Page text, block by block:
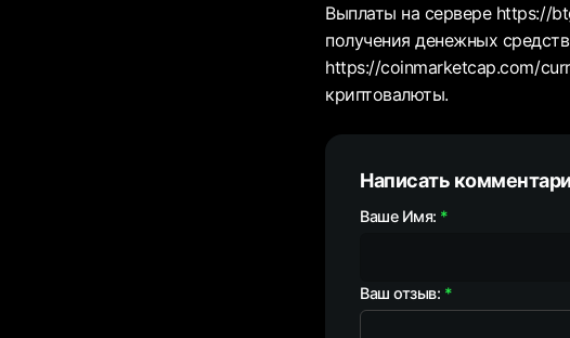
Выплаты на сервере https://
получения денежных
https://coinmarketcap.com/
криптовалюты.
Написать
Ваше Имя:
Ваш отзыв: